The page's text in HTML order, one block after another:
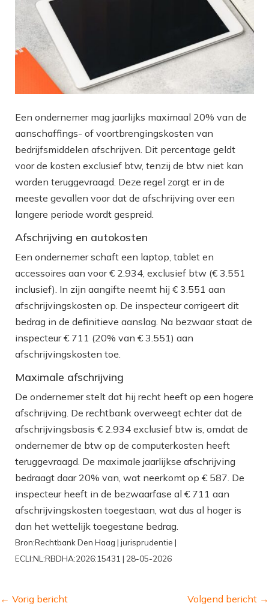
Een ondernemer mag jaarlijks maximaal 20% van de
aanschaffings- of voortbrengingskosten van
bedrijfsmiddelen afschrijven. Dit percentage geldt
voor de kosten exclusief btw, tenzij de btw niet kan
worden teruggevraagd. Deze regel zorgt er in de
meeste gevallen voor dat de afschrijving over een
langere periode wordt gespreid.
Afschrijving en autokosten
Een ondernemer schaft een laptop, tablet en
accessoires aan voor € 2.934, exclusief btw (€ 3.551
inclusief). In zijn aangifte neemt hij € 3.551 aan
afschrijvingskosten op. De inspecteur corrigeert dit
bedrag in de definitieve aanslag. Na bezwaar staat de
inspecteur € 711 (20% van € 3.551) aan
afschrijvingskosten toe.
Maximale afschrijving
De ondernemer stelt dat hij recht heeft op een hogere
afschrijving. De rechtbank overweegt echter dat de
afschrijvingsbasis € 2.934 exclusief btw is, omdat de
ondernemer de btw op de computerkosten heeft
teruggevraagd. De maximale jaarlijkse afschrijving
bedraagt daar 20% van, wat neerkomt op € 587. De
inspecteur heeft in de bezwaarfase al € 711 aan
afschrijvingskosten toegestaan, wat dus al hoger is
dan het wettelijk toegestane bedrag.
Bron:Rechtbank Den Haag | jurisprudentie |
ECLI:NL:RBDHA:2026:15431 | 28-05-2026
← Vorig bericht Volgend bericht →